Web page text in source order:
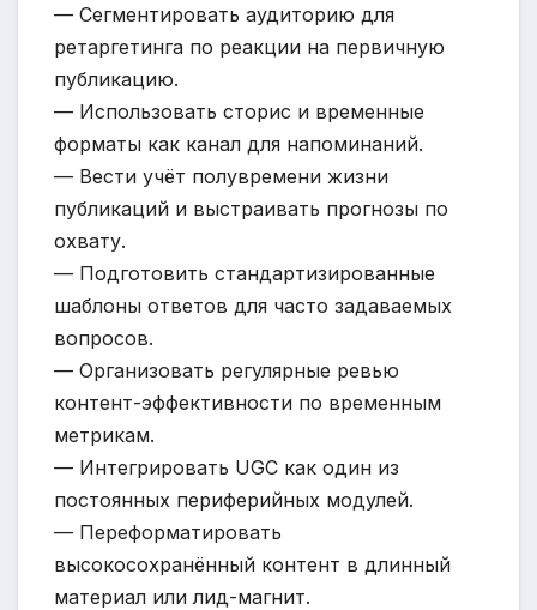
— Сегментировать аудиторию для
ретаргетинга по реакции на первичную
публикацию.
— Использовать сторис и временные
форматы как канал для напоминаний.
— Вести учёт полувремени жизни
публикаций и выстраивать прогнозы по
охвату.
— Подготовить стандартизированные
шаблоны ответов для часто задаваемых
вопросов.
— Организовать регулярные ревью
контент-эффективности по временным
метрикам.
— Интегрировать UGC как один из
постоянных периферийных модулей.
— Переформатировать
высокосохранённый контент в длинный
материал или лид-магнит.